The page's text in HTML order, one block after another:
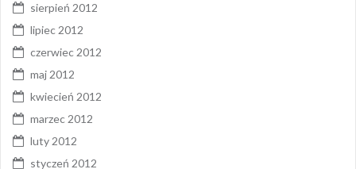
sierpień 2012
lipiec 2012
czerwiec 2012
maj 2012
kwiecień 2012
marzec 2012
luty 2012
styczeń 2012